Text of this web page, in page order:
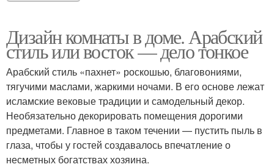
Дизайн комнаты в доме. Арабский
стиль или восток — дело тонкое
Арабский стиль «пахнет» роскошью, благовониями,
тягучими маслами, жаркими ночами. В его основе лежат
исламские вековые традиции и самодельный декор.
Необязательно декорировать помещения дорогими
предметами. Главное в таком течении — пустить пыль в
глаза, чтобы у гостей создавалось впечатление о
несметных богатствах хозяина.